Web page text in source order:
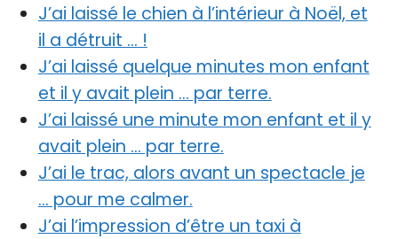
J’ai laissé le chien à l’intérieur à Noël, et
il a détruit … !
J’ai laissé quelque minutes mon enfant
et il y avait plein … par terre.
J’ai laissé une minute mon enfant et il y
avait plein … par terre.
J’ai le trac, alors avant un spectacle je
… pour me calmer.
J’ai l’impression d’être un taxi à